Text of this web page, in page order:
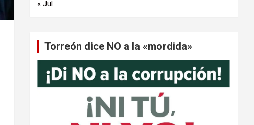
« Jul
Torreón dice NO a la «mordida»